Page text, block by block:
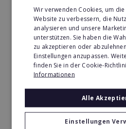
Wir verwenden Cookies, um
Website zu verbessern, die
analysieren und unsere
unterstützen. Sie haben die
zu akzeptieren oder
Einstellungen anzupassen.
finden Sie in der Cookie-
Informationen
Alle
Einstellungen